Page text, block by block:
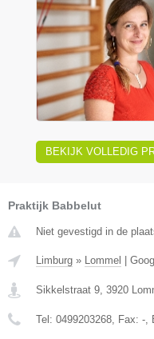
BEKIJK VOLLEDIG
Praktijk Babbelut
Niet gevestigd in de
Limburg » Lommel
Sikkelstraat 9, 3920
Tel: 0499203268, Fax: -,